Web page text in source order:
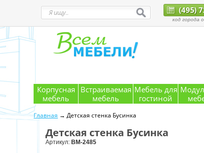
(495)
код города
Корпусная
мебель
Встраиваемая
мебель
Мебель для
гостиной
Главная → Детская стенка Бусинка
Детская стенка Бусинка
Артикул: ВМ-2485